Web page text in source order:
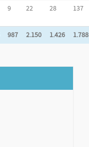
987 2.150 1.426 1.788
9 22 28 137